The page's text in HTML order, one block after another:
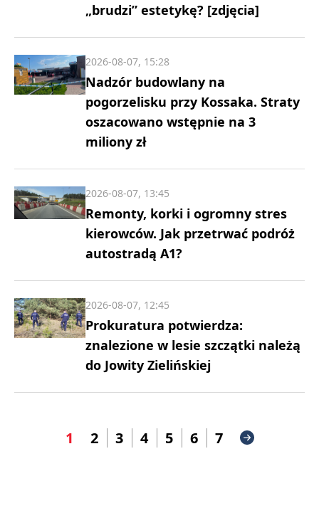
„brudzi” estetykę? [zdjęcia]
Nadzór budowlany na
pogorzelisku przy Kossaka. Straty
oszacowano wstępnie na 3
miliony zł
2026-08-07, 15:28
Remonty, korki i ogromny stres
kierowców. Jak przetrwać podróż
autostradą A1?
2026-08-07, 13:45
Prokuratura potwierdza:
znalezione w lesie szczątki należą
do Jowity Zielińskiej
2026-08-07, 12:45
1 2 3 4 5 6 7